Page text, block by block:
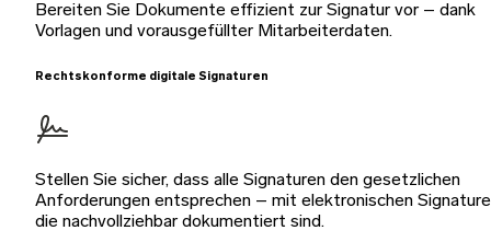
Bereiten Sie Dokumente effizient zur Signatur vor – dank
Vorlagen und vorausgefüllter Mitarbeiterdaten.
Rechtskonforme digitale Signaturen
Stellen Sie sicher, dass alle Signaturen den gesetzlichen
Anforderungen entsprechen – mit elektronischen
die nachvollziehbar dokumentiert sind.